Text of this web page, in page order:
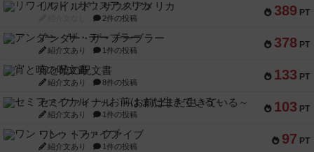
389 PT
リワイルド：サウスアメリカ
2件の投稿
378 PT
アンダー・ザ・テーブラー
紹介文あり 1件の投稿
133 PT
宵と暁の呪文書
紹介文あり 8件の投稿
103 PT
セミファイナル ～お前はまだ生きている～
紹介文あり 1件の投稿
97 PT
ワン・トゥ・ファイブ
紹介文あり 1件の投稿